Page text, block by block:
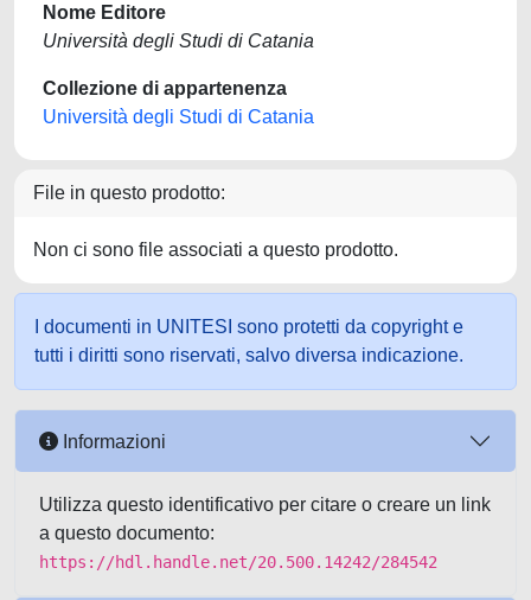
Nome Editore
Università degli Studi di Catania
Collezione di appartenenza
Università degli Studi di Catania
File in questo prodotto:
Non ci sono file associati a questo prodotto.
I documenti in UNITESI sono protetti da copyright e
tutti i diritti sono riservati, salvo diversa indicazione.
Informazioni
Utilizza questo identificativo per citare o creare un link
a questo documento:
https://hdl.handle.net/20.500.14242/284542